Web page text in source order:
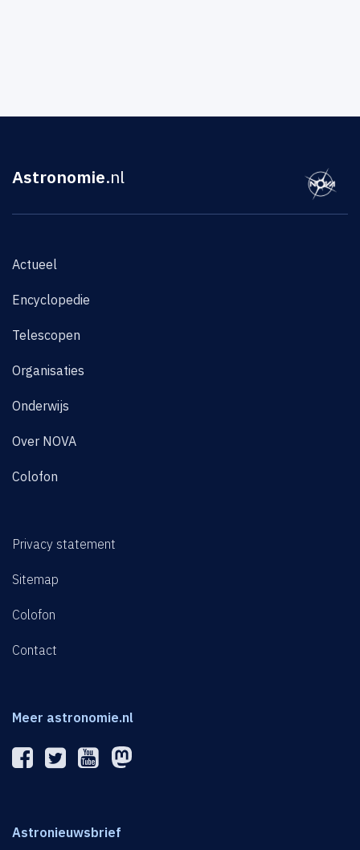
Astronomie.nl
Actueel
Encyclopedie
Telescopen
Organisaties
Onderwijs
Over NOVA
Colofon
Privacy statement
Sitemap
Colofon
Contact
Meer astronomie.nl
Astronieuwsbrief